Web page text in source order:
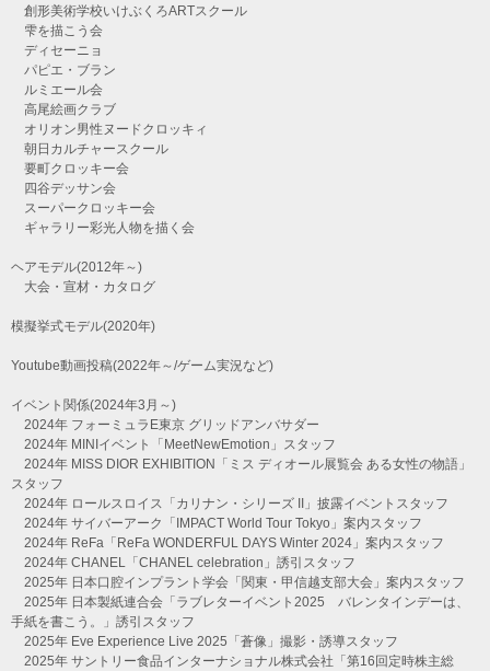
創形美術学校いけぶくろARTスクール
雫を描こう会
ディセーニョ
パピエ・ブラン
ルミエール会
高尾絵画クラブ
オリオン男性ヌードクロッキィ
朝日カルチャースクール
要町クロッキー会
四谷デッサン会
スーパークロッキー会
ギャラリー彩光人物を描く会
ヘアモデル(2012年～)
大会・宣材・カタログ
模擬挙式モデル(2020年)
Youtube動画投稿(2022年～/ゲーム実況など)
イベント関係(2024年3月～)
2024年 フォーミュラE東京 グリッドアンバサダー
2024年 MINIイベント「MeetNewEmotion」スタッフ
2024年 MISS DIOR EXHIBITION「ミス ディオール展覧会 ある女性の物語」
スタッフ
2024年 ロールスロイス「カリナン・シリーズ II」披露イベントスタッフ
2024年 サイバーアーク「IMPACT World Tour Tokyo」案内スタッフ
2024年 ReFa「ReFa WONDERFUL DAYS Winter 2024」案内スタッフ
2024年 CHANEL「CHANEL celebration」誘引スタッフ
2025年 日本口腔インプラント学会「関東・甲信越支部大会」案内スタッフ
2025年 日本製紙連合会「ラブレターイベント2025 バレンタインデーは、
手紙を書こう。」誘引スタッフ
2025年 Eve Experience Live 2025「蒼像」撮影・誘導スタッフ
2025年 サントリー食品インターナショナル株式会社「第16回定時株主総